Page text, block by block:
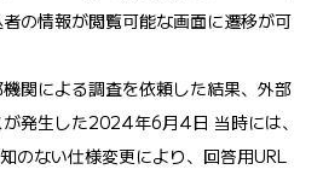
の情報が閲覧可能な画面に遷移が可
関による調査を依頼した結果、外部
発生した2024年6月4日 当時には、
のない仕様変更により、回答用URL